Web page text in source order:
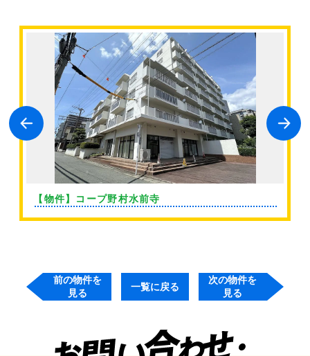
【物件】コープ野村水前寺
前の物件を
見る
一覧に戻る
次の物件を
見る